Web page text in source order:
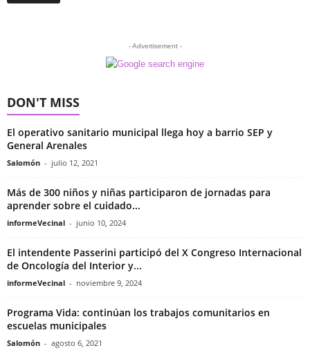
- Advertisement -
DON'T MISS
El operativo sanitario municipal llega hoy a barrio SEP y
General Arenales
Salomón - julio 12, 2021
Más de 300 niños y niñas participaron de jornadas para
aprender sobre el cuidado...
informeVecinal - junio 10, 2024
El intendente Passerini participó del X Congreso Internacional
de Oncología del Interior y...
informeVecinal - noviembre 9, 2024
Programa Vida: continúan los trabajos comunitarios en
escuelas municipales
Salomón - agosto 6, 2021